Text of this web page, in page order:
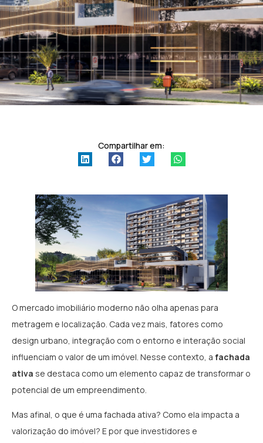
Compartilhar em:
O mercado imobiliário moderno não olha apenas para
metragem e localização. Cada vez mais, fatores como
design urbano, integração com o entorno e interação social
influenciam o valor de um imóvel. Nesse contexto, a fachada
ativa se destaca como um elemento capaz de transformar o
potencial de um empreendimento.
Mas afinal, o que é uma fachada ativa? Como ela impacta a
valorização do imóvel? E por que investidores e